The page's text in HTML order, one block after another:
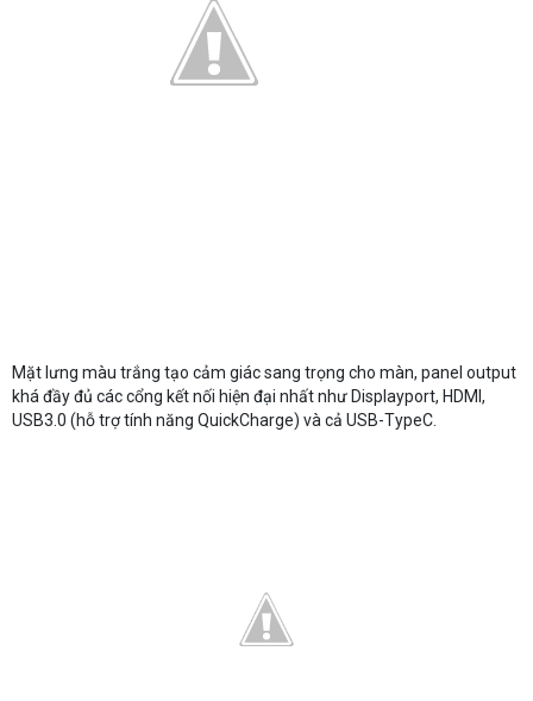
Mặt lưng màu trắng tạo cảm giác sang trọng cho màn, panel output
khá đầy đủ các cổng kết nối hiện đại nhất như Displayport, HDMI,
USB3.0 (hỗ trợ tính năng QuickCharge) và cả USB-TypeC.